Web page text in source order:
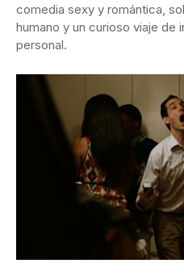
comedia sexy y romántica,
humano y un curioso viaje de
personal.